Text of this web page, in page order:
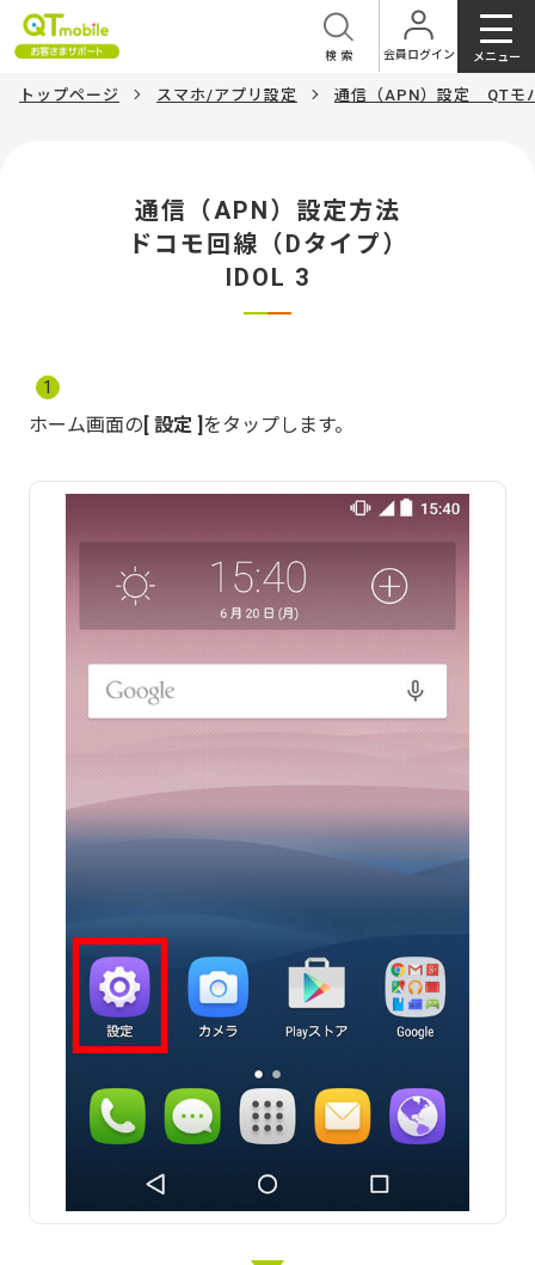
会員ログイン
検索 メニュー
トップページ スマホ/アプリ設定 通信（APN）設定 QTモ
通信（APN）設定方法
ドコモ回線（Dタイプ）
IDOL 3
1
ホーム画面の 設定 をタップします。